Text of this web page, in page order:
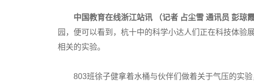
中国教育在线浙江站讯 （记者 占尘雪 通讯员 彭琼霞
园，便可以看到，杭十中的科学小达人们正在科技体验
相关的实验。
803班徐子健拿着水桶与伙伴们做着关于气压的实验